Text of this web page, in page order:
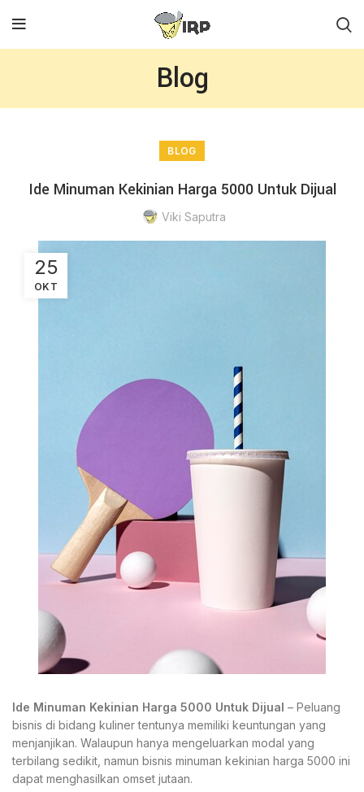
Blog
BLOG
Ide Minuman Kekinian Harga 5000 Untuk Dijual
Viki Saputra
25
OKT
Ide Minuman Kekinian Harga 5000 Untuk Dijual – Peluang
bisnis di bidang kuliner tentunya memiliki keuntungan yang
menjanjikan. Walaupun hanya mengeluarkan modal yang
terbilang sedikit, namun bisnis minuman kekinian harga 5000 ini
dapat menghasilkan omset jutaan.